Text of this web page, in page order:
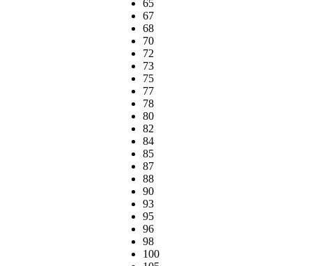
65
67
68
70
72
73
75
77
78
80
82
84
85
87
88
90
93
95
96
98
100